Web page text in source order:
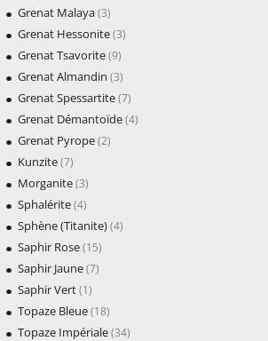
Grenat Malaya(3)
Grenat Hessonite(3)
Grenat Tsavorite(9)
Grenat Almandin (3)
Grenat Spessartite(7)
Grenat Démantoïde(4)
Grenat Pyrope(2)
Kunzite(7)
Morganite(3)
Sphalérite(4)
Sphène (Titanite)(4)
Saphir Rose(15)
Saphir Jaune(7)
Saphir Vert(1)
Topaze Bleue(18)
Topaze Impériale(34)